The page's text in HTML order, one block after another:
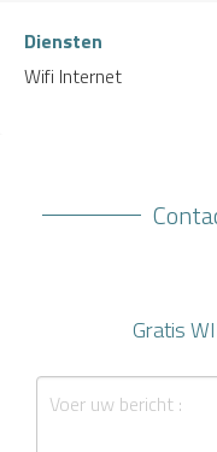
Diensten
Wifi Internet
Gratis